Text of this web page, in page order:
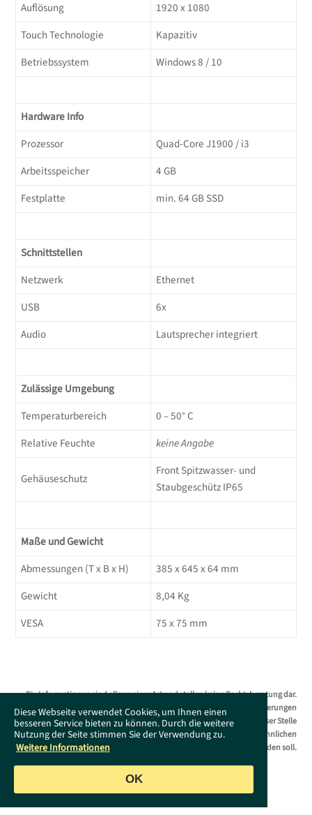
Diese Webseite verwendet Cookies, um Ihnen einen
besseren Service bieten zu können. Durch die weitere
Nutzung der Seite stimmen Sie der Verwendung zu.
Weitere Informationen
OK
Auflösung
1920 x 1080
Touch Technologie
Kapazitiv
Betriebssystem
Windows 8 / 10
Hardware Info
Prozessor
Quad-Core J1900 / i3
Arbeitsspeicher
4 GB
Festplatte
min. 64 GB SSD
Schnittstellen
Netzwerk
Ethernet
USB
6x
Audio
Lautsprecher integriert
Zulässige Umgebung
Temperaturbereich
0 – 50° C
Relative Feuchte
keine Angabe
Gehäuseschutz
Front Spitzwasser- und
Staubgeschütz IP65
Maße und Gewicht
Abmessungen (T x B x H)
385 x 645 x 64 mm
Gewicht
8,04 Kg
VESA
75 x 75 mm
Die Informationen sind allgemeiner Art und stellen keine Rechtsberatung dar.
Das Supportportal erhebt keinen Anspruch auf Vollständigkeit. Änderungen
bleiben ohne Vorankündigung jederzeit vorbehalten. Es wird an dieser Stelle
darauf hingewiesen, dass die ausschließliche Verwendung der männlichen
Form geschlechtsunabhängig verstanden werden soll.